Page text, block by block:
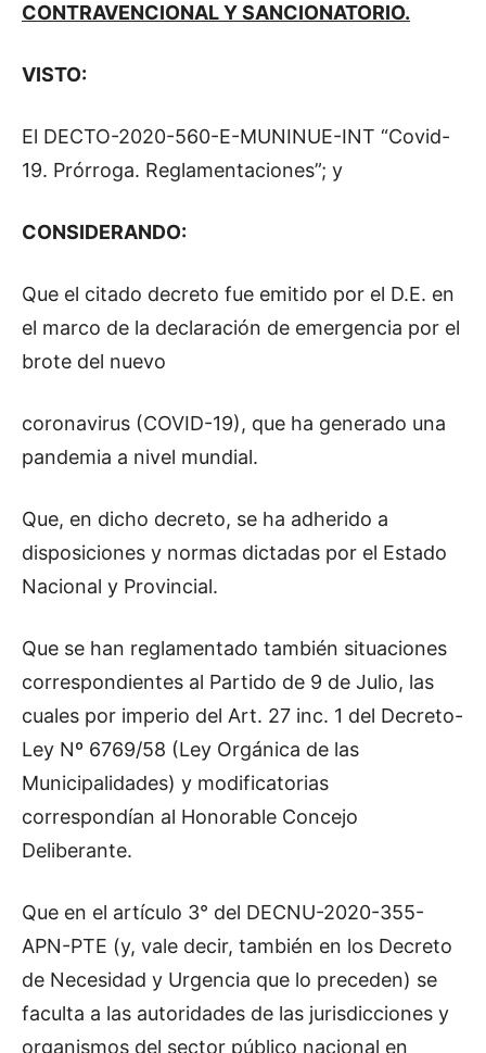
CONTRAVENCIONAL Y SANCIONATORIO.
VISTO:
El DECTO-2020-560-E-MUNINUE-INT “Covid-
19. Prórroga. Reglamentaciones”; y
CONSIDERANDO:
Que el citado decreto fue emitido por el D.E. en
el marco de la declaración de emergencia por el
brote del nuevo
coronavirus (COVID-19), que ha generado una
pandemia a nivel mundial.
Que, en dicho decreto, se ha adherido a
disposiciones y normas dictadas por el Estado
Nacional y Provincial.
Que se han reglamentado también situaciones
correspondientes al Partido de 9 de Julio, las
cuales por imperio del Art. 27 inc. 1 del Decreto-
Ley Nº 6769/58 (Ley Orgánica de las
Municipalidades) y modificatorias
correspondían al Honorable Concejo
Deliberante.
Que en el artículo 3° del DECNU-2020-355-
APN-PTE (y, vale decir, también en los Decreto
de Necesidad y Urgencia que lo preceden) se
faculta a las autoridades de las jurisdicciones y
organismos del sector público nacional en